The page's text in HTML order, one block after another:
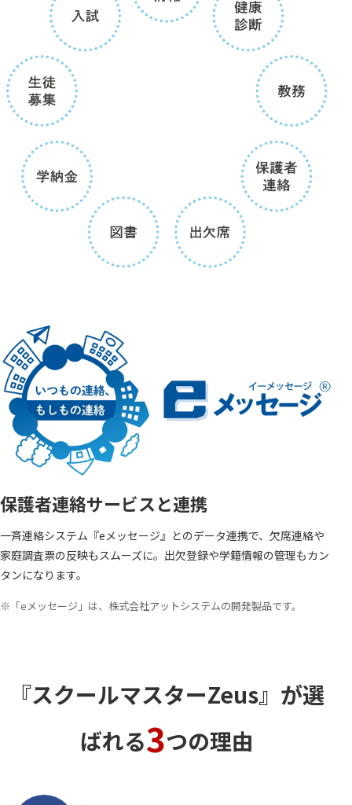
保護者連絡サービスと連携
一斉連絡システム『eメッセージ』とのデータ連携で、欠席連絡や
家庭調査票の反映もスムーズに。出欠登録や学籍情報の管理もカン
タンになります。
※「eメッセージ」は、株式会社アットシステムの開発製品です。
『スクールマスターZeus』が選
ばれる3つの理由